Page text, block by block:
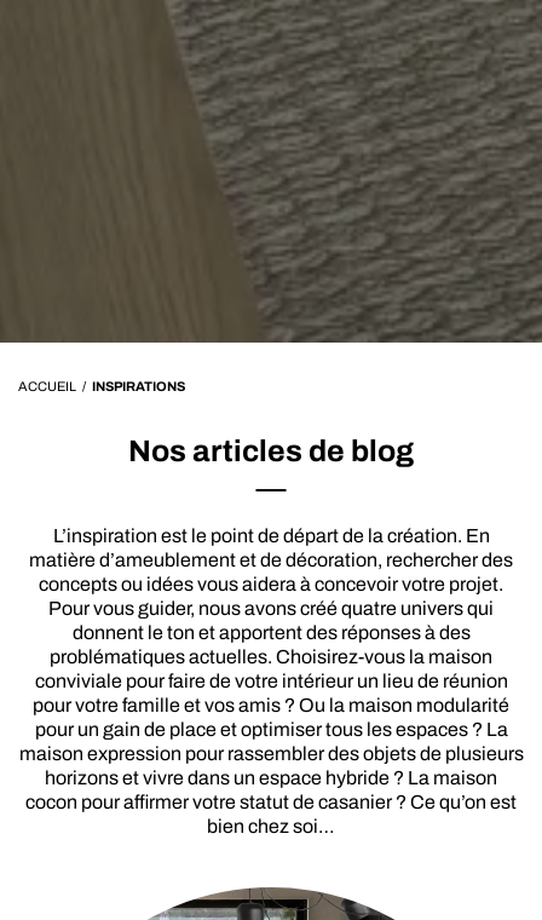
ACCUEIL / INSPIRATIONS
Nos articles de blog
L’inspiration est le point de départ de la création. En
matière d’ameublement et de décoration, rechercher des
concepts ou idées vous aidera à concevoir votre projet.
Pour vous guider, nous avons créé quatre univers qui
donnent le ton et apportent des réponses à des
problématiques actuelles. Choisirez-vous la maison
conviviale pour faire de votre intérieur un lieu de réunion
pour votre famille et vos amis ? Ou la maison modularité
pour un gain de place et optimiser tous les espaces ? La
maison expression pour rassembler des objets de plusieurs
horizons et vivre dans un espace hybride ? La maison
cocon pour affirmer votre statut de casanier ? Ce qu’on est
bien chez soi…